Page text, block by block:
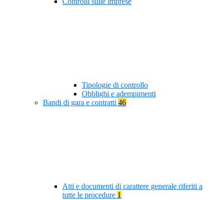
Tipologie di controllo
Obblighi e adempimenti
Bandi di gara e contratti 46
Atti e documenti di carattere generale riferiti a
tutte le procedure 1